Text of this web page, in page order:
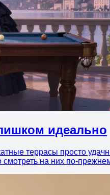
идеально
террасы просто
на них по-